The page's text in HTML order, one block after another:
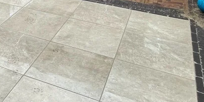
zo